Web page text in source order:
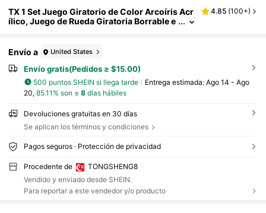
TX 1 Set Juego Giratorio de Color Arcoíris Acr
ílico, Juego de Rueda Giratoria Borrable e
de Entretenimiento para Invitados de Boda, Ju
ego de Tarea o Pregunta Personalizable, Rued
a de Actividad Familiar Divertida y Personaliza
ble Escribible
4.85 (100+)
Envío a United States
Envío gratis(Pedidos ≥ $15.00)
500 puntos SHEIN si llega tarde Entrega estimada: Ago 14 - Ago
20, 85.11% son ≤ 8días hábiles
Devoluciones gratuitas en 30 días
Se aplican los términos y condiciones
Pagos seguros · Protección de privacidad
Procedente de
TONGSHENG8
Vendido y enviado desde SHEIN.
Para reportar a este vendedor y/o producto